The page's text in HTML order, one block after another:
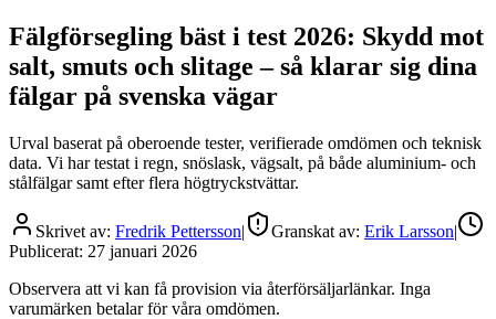
Fälgförsegling bäst i test 2026: Skydd mot
salt, smuts och slitage – så klarar sig dina
fälgar på svenska vägar
Urval baserat på oberoende tester, verifierade omdömen och teknisk
data. Vi har testat i regn, snöslask, vägsalt, på både aluminium- och
stålfälgar samt efter flera högtryckstvättar.
Skrivet av: Fredrik Pettersson| Granskat av: Erik Larsson|
Publicerat: 27 januari 2026
Observera att vi kan få provision via återförsäljarlänkar. Inga
varumärken betalar för våra omdömen.